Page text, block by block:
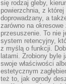
się rodzaj gleby,
powierzchnia, z
doprowadzany, a
zarówno na
przesuszenie. To nie
system retencyjny,
z myślą o funkcji.
latami. Zrobiony byle
swoje właściwości
estetycznym
też to, jak ogrody